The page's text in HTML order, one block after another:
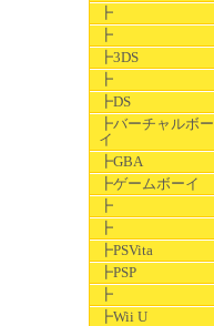
┣
┣
┣3DS
┣
┣DS
┣バーチャルボー
イ
┣GBA
┣ゲームボーイ
┣
┣
┣PSVita
┣PSP
┣
┣Wii U